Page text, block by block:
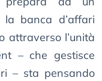
la banca d’affari
attraverso l’unità
– che gestisce
– sta pensando